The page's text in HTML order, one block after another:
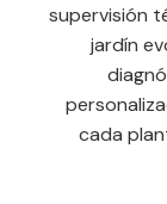
supervisión
jardín
cada